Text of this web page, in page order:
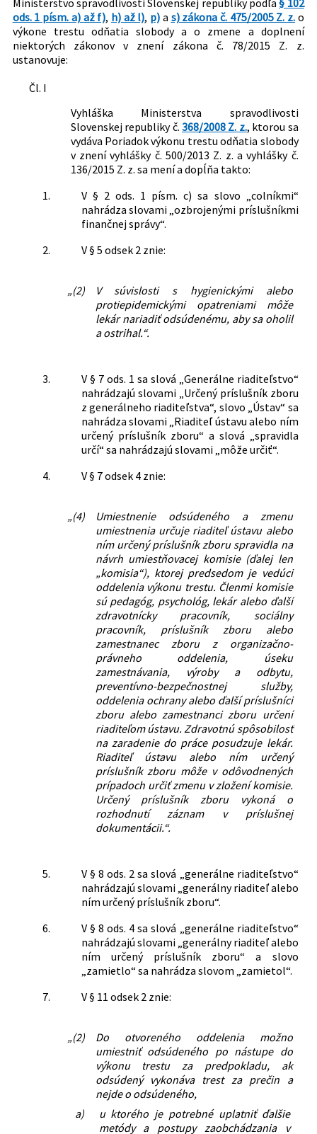
ods. 1 písm. a) až f), h) až l), p) a s) zákona č. 475/2005 Z. z. o
výkone trestu odňatia slobody a o zmene a doplnení
niektorých zákonov v znení zákona č. 78/2015 Z. z.
ustanovuje:
Čl. I
Vyhláška Ministerstva spravodlivosti
Slovenskej republiky č. 368/2008 Z. z., ktorou sa
vydáva Poriadok výkonu trestu odňatia slobody
v znení vyhlášky č. 500/2013 Z. z. a vyhlášky č.
136/2015 Z. z. sa mení a dopĺňa takto:
1.
V § 2 ods. 1 písm. c) sa slovo „colníkmi“
nahrádza slovami „ozbrojenými príslušníkmi
finančnej správy“.
2.
V § 5 odsek 2 znie:
„(2)
V súvislosti s hygienickými alebo
protiepidemickými opatreniami môže
lekár nariadiť odsúdenému, aby sa oholil
a ostrihal.“.
3.
V § 7 ods. 1 sa slová „Generálne riaditeľstvo“
nahrádzajú slovami „Určený príslušník zboru
z generálneho riaditeľstva“, slovo „Ústav“ sa
nahrádza slovami „Riaditeľ ústavu alebo ním
určený príslušník zboru“ a slová „spravidla
určí“ sa nahrádzajú slovami „môže určiť“.
4.
V § 7 odsek 4 znie:
„(4)
Umiestnenie odsúdeného a zmenu
umiestnenia určuje riaditeľ ústavu alebo
ním určený príslušník zboru spravidla na
návrh umiestňovacej komisie (ďalej len
„komisia“), ktorej predsedom je vedúci
oddelenia výkonu trestu. Členmi komisie
sú pedagóg, psychológ, lekár alebo ďalší
zdravotnícky pracovník, sociálny
pracovník, príslušník zboru alebo
zamestnanec zboru z organizačno-
právneho oddelenia, úseku
zamestnávania, výroby a odbytu,
preventívno-bezpečnostnej služby,
oddelenia ochrany alebo ďalší príslušníci
zboru alebo zamestnanci zboru určení
riaditeľom ústavu. Zdravotnú spôsobilosť
na zaradenie do práce posudzuje lekár.
Riaditeľ ústavu alebo ním určený
príslušník zboru môže v odôvodnených
prípadoch určiť zmenu v zložení komisie.
Určený príslušník zboru vykoná o
rozhodnutí záznam v príslušnej
dokumentácii.“.
5.
V § 8 ods. 2 sa slová „generálne riaditeľstvo“
nahrádzajú slovami „generálny riaditeľ alebo
ním určený príslušník zboru“.
6.
V § 8 ods. 4 sa slová „generálne riaditeľstvo“
nahrádzajú slovami „generálny riaditeľ alebo
ním určený príslušník zboru“ a slovo
„zamietlo“ sa nahrádza slovom „zamietol“.
7.
V § 11 odsek 2 znie:
„(2)
Do otvoreného oddelenia možno
umiestniť odsúdeného po nástupe do
výkonu trestu za predpokladu, ak
odsúdený vykonáva trest za prečin a
nejde o odsúdeného,
a)
u ktorého je potrebné uplatniť ďalšie
metódy a postupy zaobchádzania v